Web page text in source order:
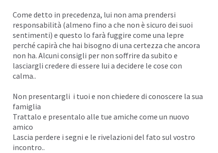
Come detto in precedenza, lui non ama prendersi
responsabilità (almeno fino a che non è sicuro dei suoi
sentimenti) e questo lo farà fuggire come una lepre
perché capirà che hai bisogno di una certezza che ancora
non ha. Alcuni consigli per non soffrire da subito e
lasciargli credere di essere lui a decidere le cose con
calma..
Non presentargli i tuoi e non chiedere di conoscere la sua
famiglia
Trattalo e presentalo alle tue amiche come un nuovo
amico
Lascia perdere i segni e le rivelazioni del fato sul vostro
incontro..